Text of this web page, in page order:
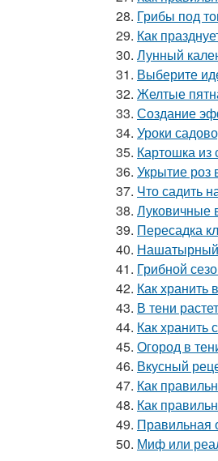
28. Грибы под
29. Как
30. Лунный
31. Выберите
32. Желтые
33. Создание
34. Уроки
35. Картошка из
36. Укрытие роз
37. Что садить
38. Луковичные
39. Пересадка
40. Нашатырный
41. Грибной
42. Как хранить
43. В тени
44. Как хранить
45. Огород в
46. Вкусный
47. Как
48. Как
49. Правильная
50. Миф или